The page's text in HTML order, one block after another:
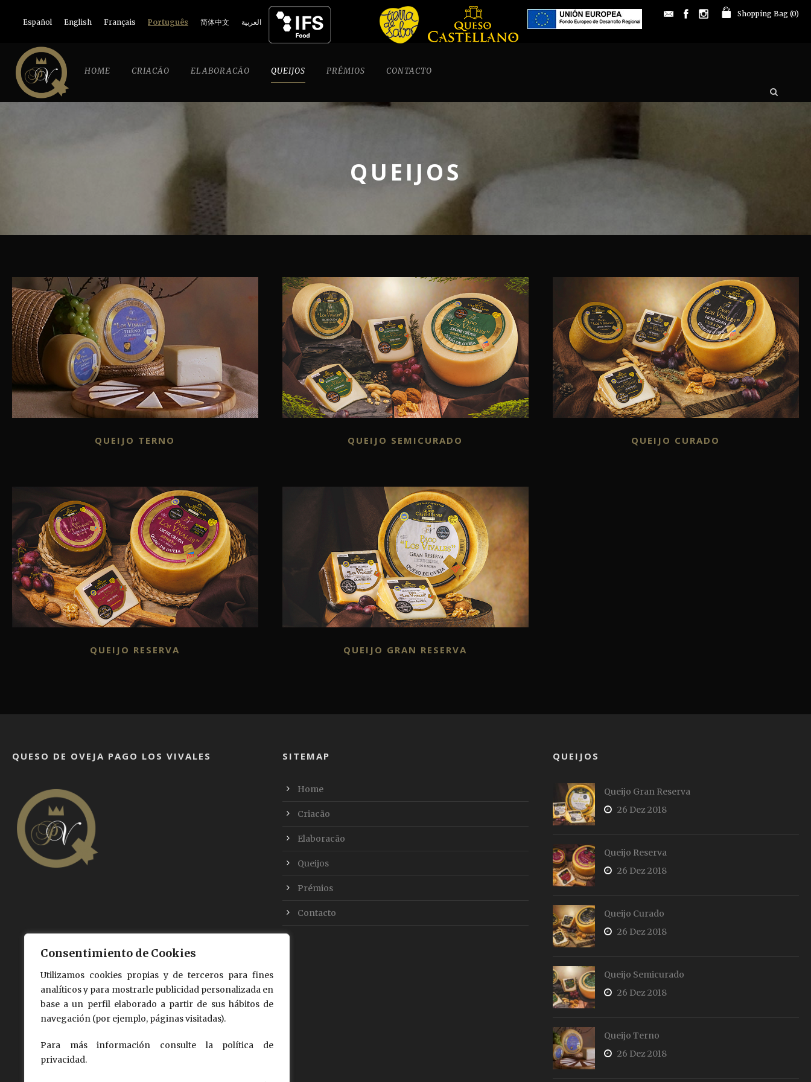
Consentimiento de Cookies
Utilizamos cookies propias y de terceros para fines
analíticos y para mostrarle publicidad personalizada en
base a un perfil elaborado a partir de sus hábitos de
navegación (por ejemplo, páginas visitadas).
Para más información consulte la política de
privacidad.
Español English Français Português 简体中文 العربية
Shopping Bag (0)
HOME CRIACÃO ELABORACÃO QUEIJOS PRÉMIOS CONTACTO
QUEIJOS
QUEIJO TERNO QUEIJO SEMICURADO QUEIJO CURADO
QUEIJO RESERVA QUEIJO GRAN RESERVA
QUESO DE OVEJA PAGO LOS VIVALES SITEMAP
Home
Criacão
Elaboracão
Queijos
Prémios
Contacto
QUEIJOS
Queijo Gran Reserva
26 Dez 2018
Queijo Reserva
26 Dez 2018
Queijo Curado
26 Dez 2018
Queijo Semicurado
26 Dez 2018
Queijo Terno
26 Dez 2018